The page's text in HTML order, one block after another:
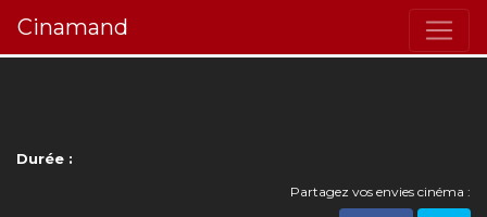
Cinamand
Durée :
Partagez vos envies cinéma :